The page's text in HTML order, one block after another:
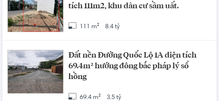
tích 111m2, khu dân cư sầm uất.
111 m² 8.4 tỷ
Đất nền Đường Quốc Lộ 1A diện tích
69.4m² hướng đông bắc pháp lý sổ
hồng
69.4 m² 3.5 tỷ